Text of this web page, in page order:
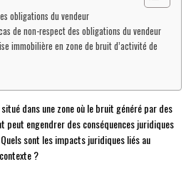
obligations du vendeur
de non-respect des obligations du vendeur
immobilière en zone de bruit d’activité de
dans une zone où le bruit généré par des
engendrer des conséquences juridiques
sont les impacts juridiques liés au
?